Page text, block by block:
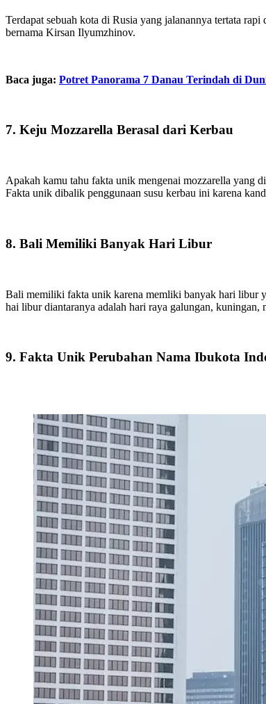
Terdapat sebuah kota di Rusia yang jalanannya tertata
bernama Kirsan Ilyumzhinov.
Baca juga: Potret Panorama 7 Danau Terindah di
7. Keju Mozzarella Berasal dari Kerbau
Apakah kamu tahu fakta unik mengenai mozzarella yang
Fakta unik dibalik penggunaan susu kerbau ini karena
8. Bali Memiliki Banyak Hari Libur
Bali memiliki fakta unik karena memliki banyak hari libur
hai libur diantaranya adalah hari raya galungan,
9. Fakta Unik Perubahan Nama Ibukota